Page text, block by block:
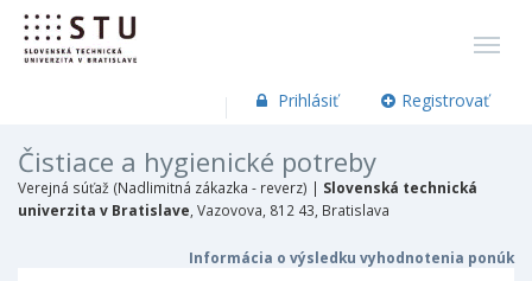
Prihlásiť Registrovať
Čistiace a hygienické potreby
Verejná súťaž (Nadlimitná zákazka - reverz) | Slovenská technická
univerzita v Bratislave , Vazovova, 812 43, Bratislava
Informácia o výsledku vyhodnotenia ponúk